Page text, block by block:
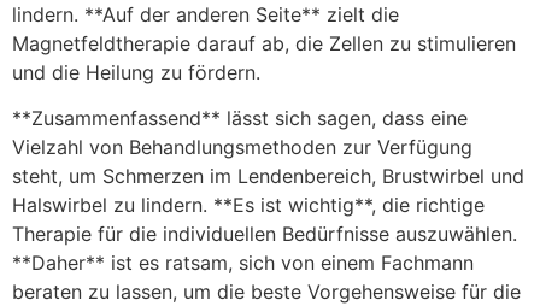
lindern. **Auf der anderen Seite** zielt die
Magnetfeldtherapie darauf ab, die Zellen zu stimulieren
und die Heilung zu fördern.
**Zusammenfassend** lässt sich sagen, dass eine
Vielzahl von Behandlungsmethoden zur Verfügung
steht, um Schmerzen im Lendenbereich, Brustwirbel und
Halswirbel zu lindern. **Es ist wichtig**, die richtige
Therapie für die individuellen Bedürfnisse auszuwählen.
**Daher** ist es ratsam, sich von einem Fachmann
beraten zu lassen, um die beste Vorgehensweise für die